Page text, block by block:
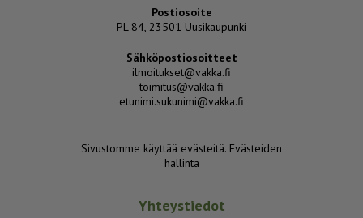
Postiosoite
PL 84, 23501 Uusikaupunki
Sähköpostiosoitteet
ilmoitukset@vakka.fi
toimitus@vakka.fi
etunimi.sukunimi@vakka.fi
Sivustomme käyttää evästeitä. Evästeiden
hallinta
Yhteystiedot